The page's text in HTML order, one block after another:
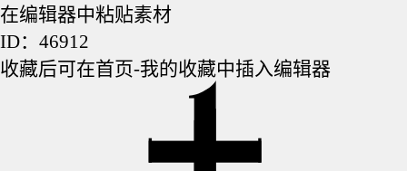
在编辑器中粘贴素材
ID：46912
收藏后可在首页-我的收藏中插入编辑器